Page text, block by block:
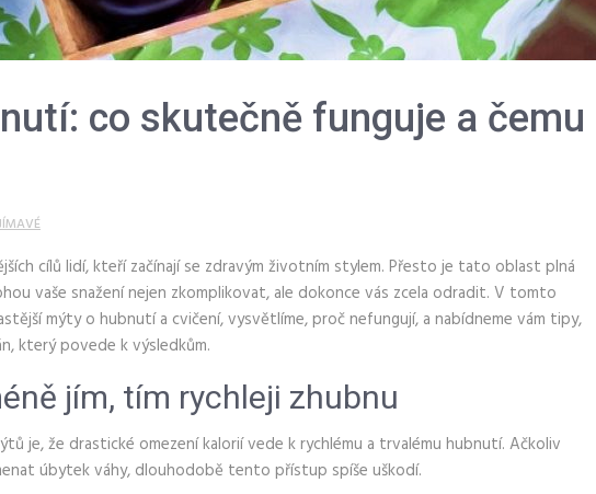
co skutečně funguje a čemu
cílů lidí, kteří začínají se zdravým životním stylem. Přesto je tato oblast plná
vaše snažení nejen zkomplikovat, ale dokonce vás zcela odradit. V tomto
mýty o hubnutí a cvičení, vysvětlíme, proč nefungují, a nabídneme vám tipy,
který povede k výsledkům.
jím, tím rychleji zhubnu
je, že drastické omezení kalorií vede k rychlému a trvalému hubnutí. Ačkoliv
úbytek váhy, dlouhodobě tento přístup spíše uškodí.